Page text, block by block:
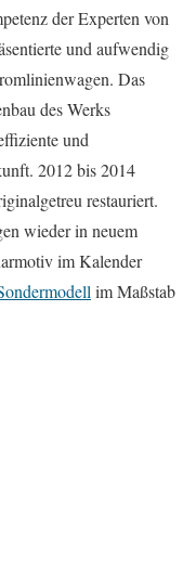
der Experten von
und aufwendig
Das
des Werks
und
2012 bis 2014
restauriert.
wieder in neuem
im Kalender
im Maßstab